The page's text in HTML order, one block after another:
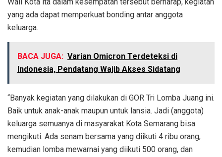
yang ada dapat memperkuat bonding antar anggota
keluarga.
BACA JUGA: Varian Omicron Terdeteksi di
Indonesia, Pendatang Wajib Akses Sidatang
“Banyak kegiatan yang dilakukan di GOR Tri Lomba Juang ini.
Baik untuk anak-anak maupun untuk lansia. Jadi (anggota)
keluarga semuanya di masyarakat Kota Semarang bisa
mengikuti. Ada senam bersama yang diikuti 4 ribu orang,
kemudian lomba mewarnai yang diikuti 500 orang, dan